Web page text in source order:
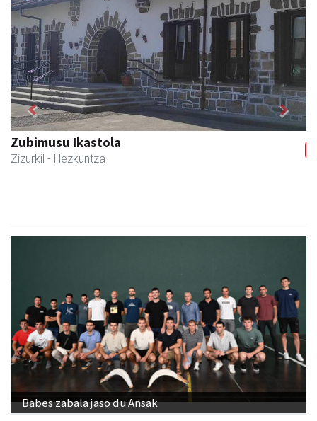
Zizurkilgo Udala
Zizurkil - Udaletxeak
Previous Next
Babes zabala jaso du Ansak